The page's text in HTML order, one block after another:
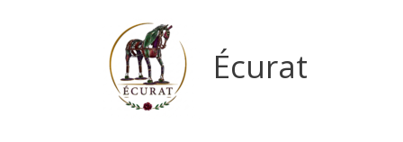
Écurat